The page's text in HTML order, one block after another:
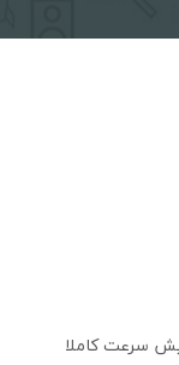
سرعت کاملا